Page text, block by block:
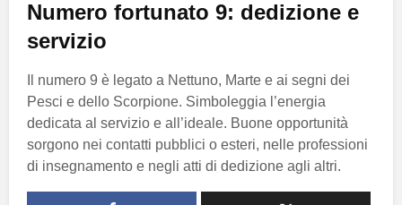
Numero fortunato 9: dedizione e
servizio
Il numero 9 è legato a Nettuno, Marte e ai segni dei
Pesci e dello Scorpione. Simboleggia l’energia
dedicata al servizio e all’ideale. Buone opportunità
sorgono nei contatti pubblici o esteri, nelle professioni
di insegnamento e negli atti di dedizione agli altri.